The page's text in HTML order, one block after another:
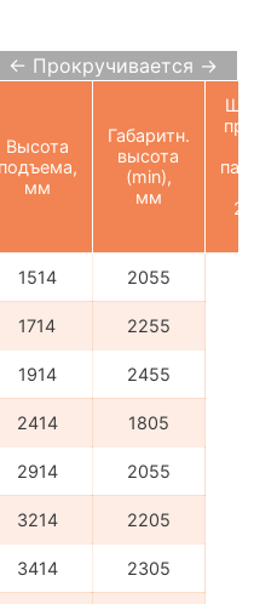
← Прокручивается →
Высота
подъема,
мм
Габаритн.
высота
(min),
мм
1514 2055
1714 2255
1914 2455
2414 1805
2914 2055
3214 2205
3414 2305